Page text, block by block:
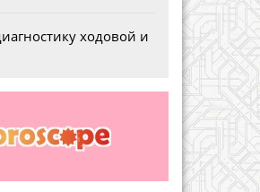
ходовой и